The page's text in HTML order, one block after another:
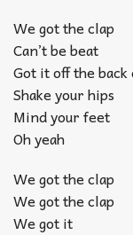
We got the clap
Can’t be beat
Got it off the
Shake your hips
Mind your feet
Oh yeah
We got the clap
We got the clap
We got it